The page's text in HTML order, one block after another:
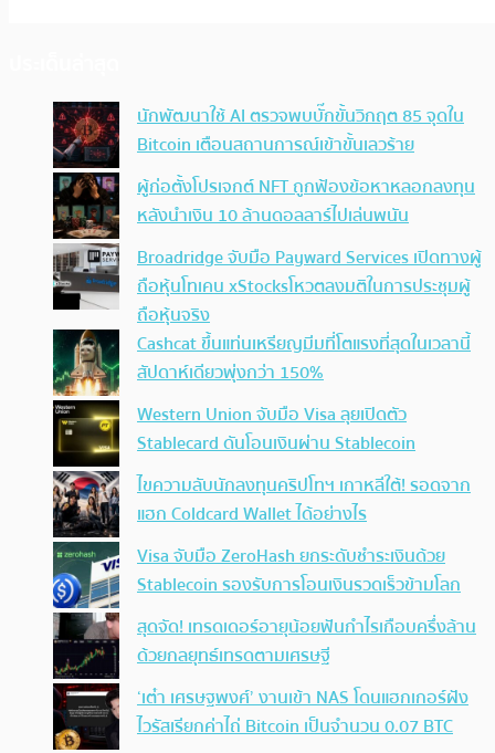
นักพัฒนาใช้ AI ตรวจพบบั๊กขั้นวิกฤต 85 จุดใน
Bitcoin เตือนสถานการณ์เข้าขั้นเลวร้าย
ผู้ก่อตั้งโปรเจกต์ NFT ถูกฟ้องข้อหาหลอกลงทุน
หลังนำเงิน 10 ล้านดอลลาร์ไปเล่นพนัน
Broadridge จับมือ Payward Services เปิดทางผู้
ถือหุ้นโทเคน xStocksโหวตลงมติในการประชุมผู้
ถือหุ้นจริง
Cashcat ขึ้นแท่นเหรียญมีมที่โตแรงที่สุดในเวลานี้
สัปดาห์เดียวพุ่งกว่า 150%
Western Union จับมือ Visa ลุยเปิดตัว
Stablecard ดันโอนเงินผ่าน Stablecoin
ไขความลับนักลงทุนคริปโทฯ เกาหลีใต้! รอดจาก
แฮก Coldcard Wallet ได้อย่างไร
Visa จับมือ ZeroHash ยกระดับชำระเงินด้วย
Stablecoin รองรับการโอนเงินรวดเร็วข้ามโลก
สุดจัด! เทรดเดอร์อายุน้อยฟันกำไรเกือบครึ่งล้าน
ด้วยกลยุทธ์เทรดตามเศรษฐี
‘เต๋า เศรษฐพงศ์’ งานเข้า NAS โดนแฮกเกอร์ฝัง
ไวรัสเรียกค่าไถ่ Bitcoin เป็นจำนวน 0.07 BTC